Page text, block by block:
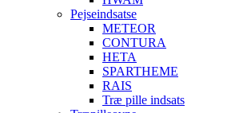
Pejseindsatse
METEOR
CONTURA
HETA
SPARTHEME
RAIS
Træ pille indsats